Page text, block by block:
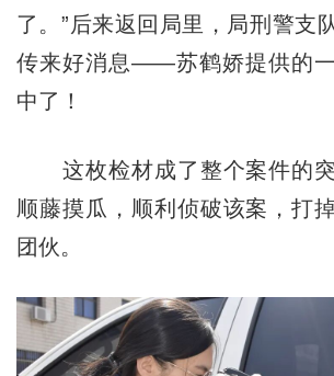
了。”后来返回局里，局刑警支
传来好消息——苏鹤娇提供的
中了！
这枚检材成了整个案件的突
顺藤摸瓜，顺利侦破该案，打
团伙。